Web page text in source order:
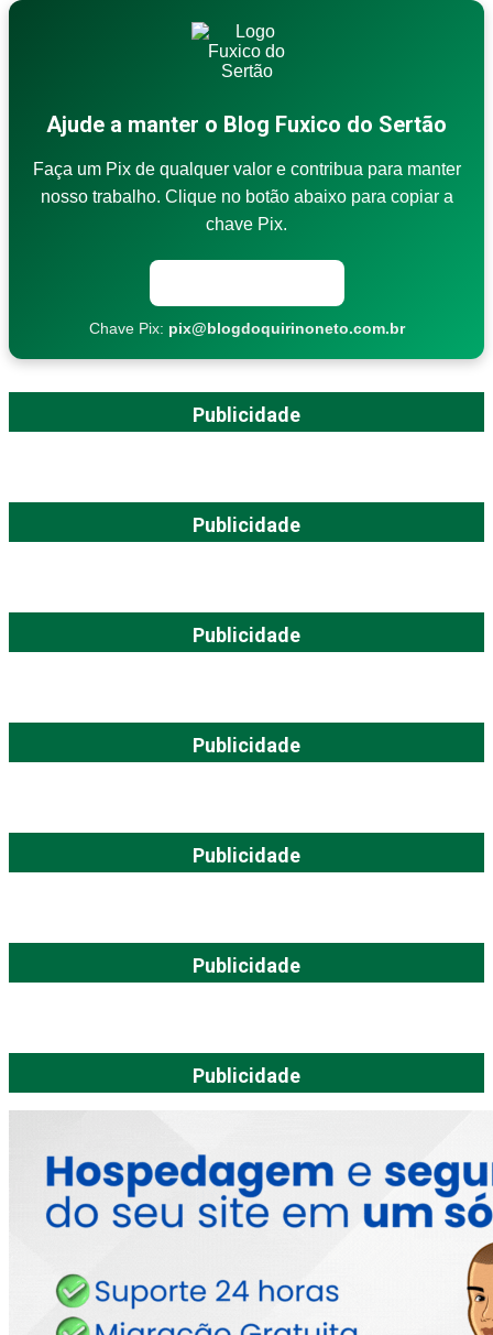
Ajude a manter o Blog Fuxico do Sertão
Faça um Pix de qualquer valor e contribua para manter
nosso trabalho. Clique no botão abaixo para copiar a
chave Pix.
Chave Pix: pix@blogdoquirinoneto.com.br
Publicidade
Publicidade
Publicidade
Publicidade
Publicidade
Publicidade
Publicidade